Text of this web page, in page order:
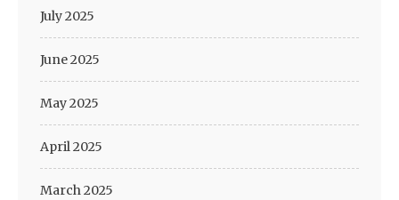
July 2025
June 2025
May 2025
April 2025
March 2025